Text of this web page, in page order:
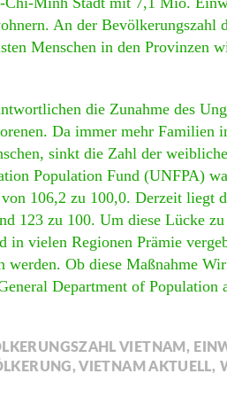
An der Bevölkerungszahl
Menschen in den Provinzen
die Zunahme des
Da immer mehr Familien
sinkt die Zahl der
Population Fund (UNFPA)
106,2 zu 100,0. Derzeit liegt
123 zu 100. Um diese Lücke
in vielen Regionen Prämie
werden. Ob diese Maßnahme
Department of Population
VIETNAM ,
,VIETNAM AKTUELL,